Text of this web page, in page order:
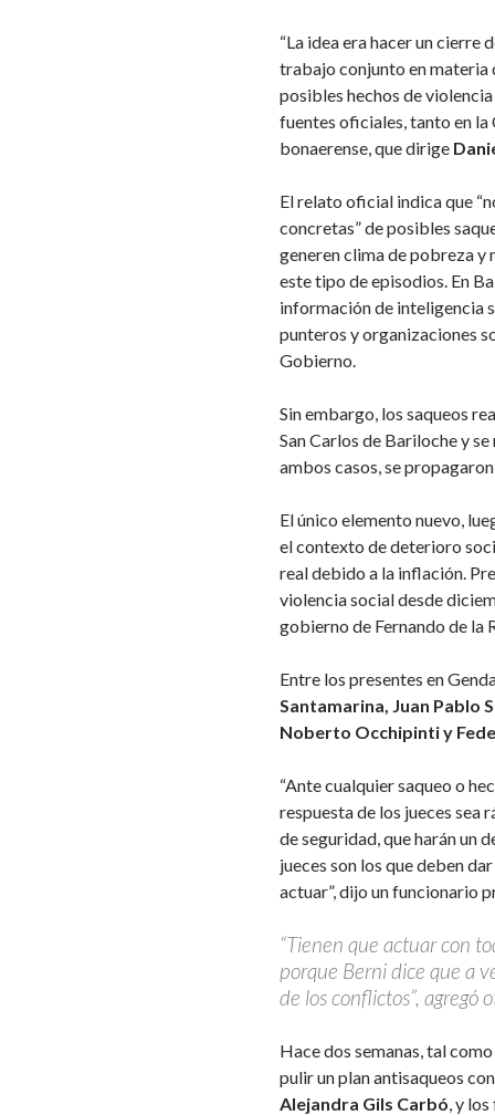
“La idea era hacer un cierre
trabajo conjunto en materia
posibles hechos de
fuentes oficiales, tanto en la
bonaerense, que dirige
El relato oficial indica que
concretas” de posibles
generen clima de pobreza y
este tipo de episodios. En
información de inteligencia
punteros y organizaciones
Gobierno.
Sin embargo, los saqueos
San Carlos de Bariloche y
ambos casos, se
El único elemento nuevo,
el contexto de deterioro
real debido a la inflación.
violencia social desde
gobierno de Fernando de la
Entre los presentes en
Santamarina, Juan Pablo
Noberto Occhipinti y
“Ante cualquier saqueo o
respuesta de los jueces sea
de seguridad, que harán un
jueces son los que deben
actuar”, dijo un funcionario
“Tienen que actuar con
porque Berni dice que a
de los conflictos”, agregó
Hace dos semanas, tal
pulir un plan antisaqueos
Alejandra Gils Carbó, y